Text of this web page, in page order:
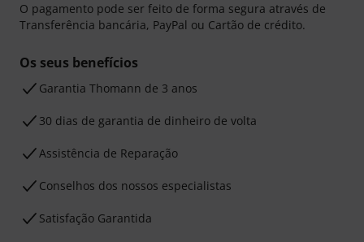
O pagamento pode ser feito de forma segura através de
Transferência bancária, PayPal ou Cartão de crédito.
Os seus benefícios
Garantia Thomann de 3 anos
30 dias de garantia de dinheiro de volta
Assistência de Reparação
Conselhos dos nossos especialistas
Satisfação Garantida